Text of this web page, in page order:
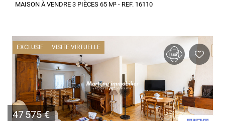
MAISON À VENDRE 3 PIÈCES 65 M² - REF. 16110
EXCLUSIF VISITE VIRTUELLE
47 575 €